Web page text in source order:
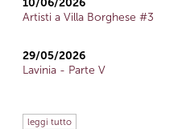
10/06/2026
Artisti a Villa Borghese #3
29/05/2026
Lavinia - Parte V
leggi tutto